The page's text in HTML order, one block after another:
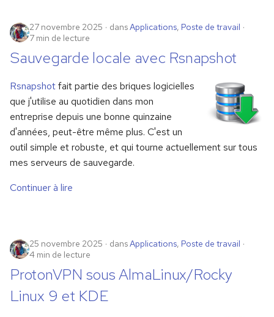
27 novembre 2025 dansApplications, Poste de travail
7 min de lecture
Sauvegarde locale avec Rsnapshot
Rsnapshotfait partie des briques logicielles
que j'utilise au quotidien dans mon
entreprise depuis une bonne quinzaine
d'années, peut-être même plus. C'est un
outil simple et robuste, et qui tourne actuellement sur tous
mes serveurs de sauvegarde.
Continuer à lire
25 novembre 2025 dansApplications, Poste de travail
4 min de lecture
ProtonVPN sous AlmaLinux/Rocky
Linux 9 et KDE